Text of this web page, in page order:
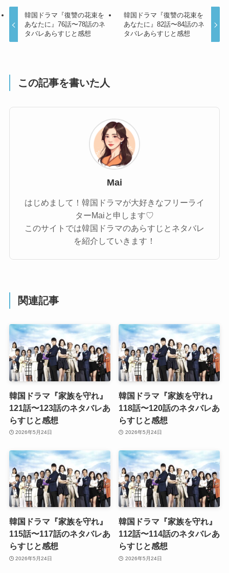
韓国ドラマ『復讐の花束を
あなたに』76話〜78話のネ
タバレあらすじと感想
韓国ドラマ『復讐の花束を
あなたに』82話〜84話のネ
タバレあらすじと感想
この記事を書いた人
Mai
はじめまして！韓国ドラマが大好きなフリーライ
ターMaiと申します♡
このサイトでは韓国ドラマのあらすじとネタバレ
を紹介していきます！
関連記事
韓国ドラマ『家族を守れ』
121話〜123話のネタバレあ
らすじと感想
2026年5月24日
韓国ドラマ『家族を守れ』
118話〜120話のネタバレあ
らすじと感想
2026年5月24日
韓国ドラマ『家族を守れ』
115話〜117話のネタバレあ
らすじと感想
2026年5月24日
韓国ドラマ『家族を守れ』
112話〜114話のネタバレあ
らすじと感想
2026年5月24日